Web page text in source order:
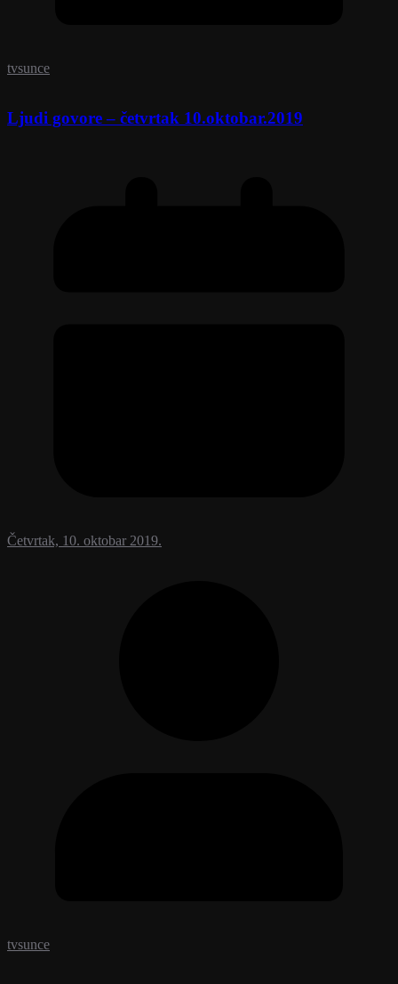
tvsunce
Ljudi govore – četvrtak 10.oktobar.2019
Četvrtak, 10. oktobar 2019.
tvsunce